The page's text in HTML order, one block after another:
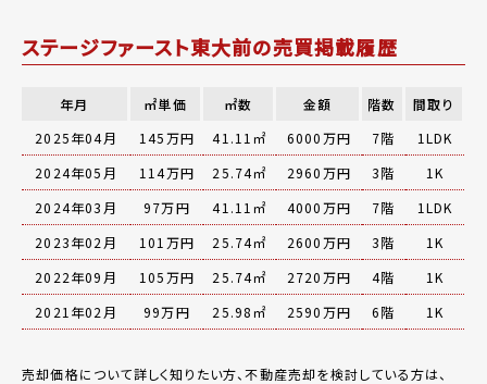
ステージファースト東大前の売買掲載履歴
年月 ㎡単価 ㎡数 金額 階数
間取り
2025年04月
145万円 41.11㎡ 6000万円 7階
1LDK
2024年05月
114万円 25.74㎡ 2960万円 3階
1K
2024年03月
97万円 41.11㎡ 4000万円 7階
1LDK
2023年02月
101万円 25.74㎡ 2600万円 3階
1K
2022年09月
105万円 25.74㎡ 2720万円 4階
1K
2021年02月
99万円 25.98㎡ 2590万円 6階 1K
売却価格について詳しく知りたい方、不動産売却を検討している方は、